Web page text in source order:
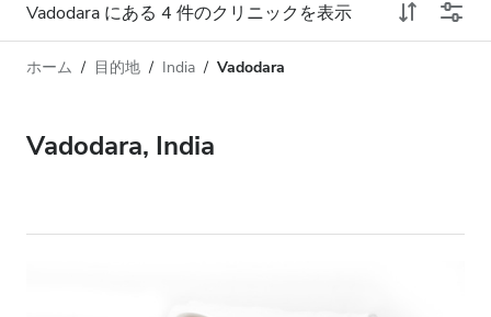
Vadodara にある 4 件のクリニックを表示
透析タイプ
すべての透析
距離
ホーム 目的地 India Vadodara
Vadodara, India